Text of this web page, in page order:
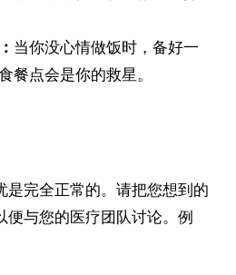
当你没心情做饭时，备好一
餐点会是你的救星。
是完全正常的。请把您想到的
便与您的医疗团队讨论。例